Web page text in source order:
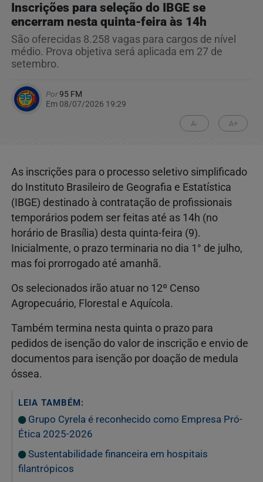
Inscrições para seleção do IBGE se
encerram nesta quinta-feira às 14h
São oferecidas 8.258 vagas para cargos de nível
médio. Prova objetiva será aplicada em 27 de
setembro.
Por95 FM
Em 08/07/2026 19:29
A- A+
As inscrições para o processo seletivo simplificado
do Instituto Brasileiro de Geografia e Estatística
(IBGE) destinado à contratação de profissionais
temporários podem ser feitas até as 14h (no
horário de Brasília) desta quinta-feira (9).
Inicialmente, o prazo terminaria no dia 1° de julho,
mas foi prorrogado até amanhã.
Os selecionados irão atuar no 12º Censo
Agropecuário, Florestal e Aquícola.
Também termina nesta quinta o prazo para
pedidos de isenção do valor de inscrição e envio de
documentos para isenção por doação de medula
óssea.
LEIA TAMBÉM:
Grupo Cyrela é reconhecido como Empresa Pró-
Ética 2025-2026
Sustentabilidade financeira em hospitais
filantrópicos